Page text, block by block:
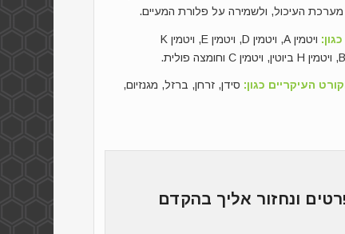
מערכת העיכול, ולשמירה על פלורת המעיים.
ויטמין A, ויטמין D, ויטמין E, ויטמין K
העיקריים כגון: סידן, זרחן, ברזל, מגנזיום,
ונחזור אליך בהקדם